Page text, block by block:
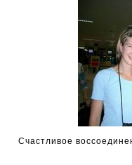
Счастливое